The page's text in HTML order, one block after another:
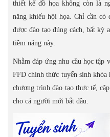
thiết kế đồ họa không còn là
năng khiếu hội họa. Chỉ cần có
được đào tạo đúng cách, bất kỳ
tiềm năng này.
Nhằm đáp ứng nhu cầu học tập
FFD chính thức tuyển sinh khóa
chương trình đào tạo thực tế,
cho cả người mới bắt đầu.